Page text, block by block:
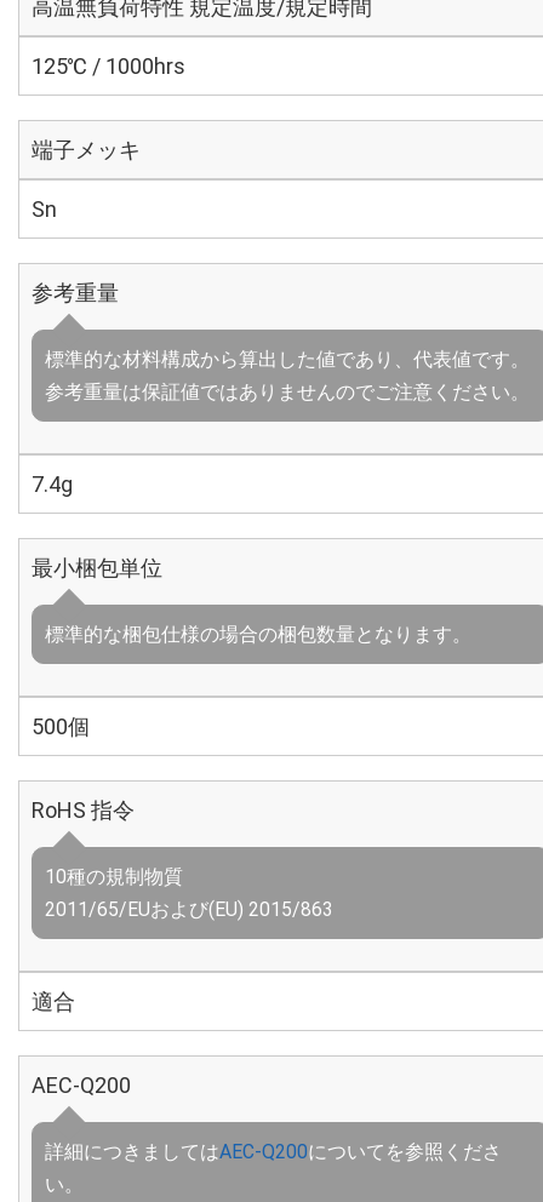
高温無負荷特性 規定温度/規定時間
125℃ / 1000hrs
端子メッキ
Sn
参考重量
標準的な材料構成から算出した値であり、代表値です。
参考重量は保証値ではありませんのでご注意ください。
7.4g
最小梱包単位
標準的な梱包仕様の場合の梱包数量となります。
500個
RoHS 指令
10種の規制物質
2011/65/EUおよび(EU) 2015/863
適合
AEC-Q200
詳細につきましてはAEC-Q200についてを参照くださ
い。